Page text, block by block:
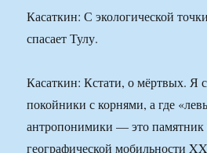
Касаткин: С экологической
спасает Тулу.
Касаткин: Кстати, о мёртвых. Я
покойники с корнями, а где
антропонимики — это памятник
географической мобильности